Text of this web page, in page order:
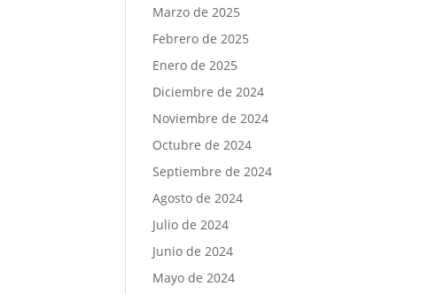
Marzo de 2025
Febrero de 2025
Enero de 2025
Diciembre de 2024
Noviembre de 2024
Octubre de 2024
Septiembre de 2024
Agosto de 2024
Julio de 2024
Junio de 2024
Mayo de 2024